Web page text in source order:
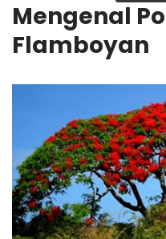
Mengenal
Flamboyan